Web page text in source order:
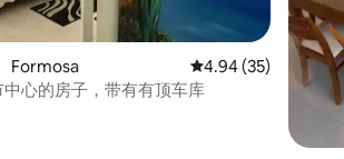
分 5 分），共 37 条评价
Formosa 平均评分 4.94 分（
4.94 (35)
中心的房子，带有有顶车库